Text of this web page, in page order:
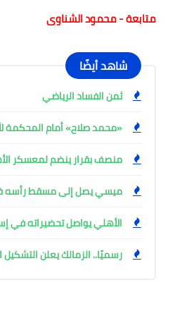
متابعة - محمود الشناوى
شاهد أيضًا
ثمن الفساد الرياضي
«محمد صلاح» أمام المحكمة
منصف بقرار ينضم لمعسكر
ميسي يصل إلى مسقط رأسه
الأهلي يواصل تحضيراته في
رسميًا.. الزمالك يعلن